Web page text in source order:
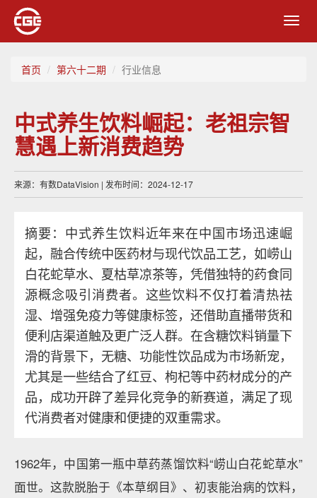
首页 第六十二期 行业信息
中式养生饮料崛起：老祖宗智
慧遇上新消费趋势
来源：有数DataVision | 发布时间：2024-12-17
摘要：中式养生饮料近年来在中国市场迅速崛
起，融合传统中医药材与现代饮品工艺，如崂山
白花蛇草水、夏枯草凉茶等，凭借独特的药食同
源概念吸引消费者。这些饮料不仅打着清热祛
湿、增强免疫力等健康标签，还借助直播带货和
便利店渠道触及更广泛人群。在含糖饮料销量下
滑的背景下，无糖、功能性饮品成为市场新宠，
尤其是一些结合了红豆、枸杞等中药材成分的产
品，成功开辟了差异化竞争的新赛道，满足了现
代消费者对健康和便捷的双重需求。
1962年，中国第一瓶中草药蒸馏饮料“崂山白花蛇草水”
面世。这款脱胎于《本草纲目》、初衷能治病的饮料，